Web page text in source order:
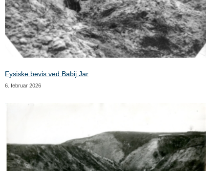
Fysiske bevis ved Babij Jar
6. februar 2026